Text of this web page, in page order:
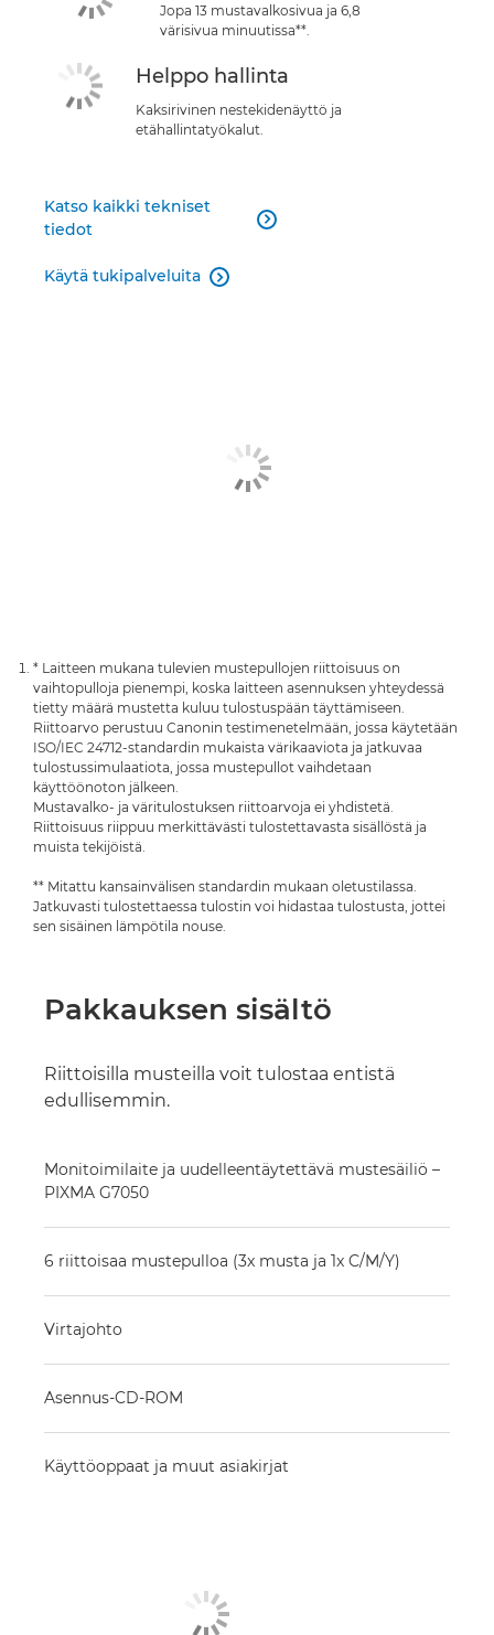
Jopa 13 mustavalkosivua ja 6,8
värisivua minuutissa**.
Helppo hallinta
Kaksirivinen nestekidenäyttö ja
etähallintatyökalut.
Katso kaikki tekniset
tiedot

Käytä tukipalveluita 
* Laitteen mukana tulevien mustepullojen riittoisuus on
vaihtopulloja pienempi, koska laitteen asennuksen yhteydessä
tietty määrä mustetta kuluu tulostuspään täyttämiseen.
Riittoarvo perustuu Canonin testimenetelmään, jossa käytetään
ISO/IEC 24712-standardin mukaista värikaaviota ja jatkuvaa
tulostussimulaatiota, jossa mustepullot vaihdetaan
käyttöönoton jälkeen.
Mustavalko- ja väritulostuksen riittoarvoja ei yhdistetä.
Riittoisuus riippuu merkittävästi tulostettavasta sisällöstä ja
muista tekijöistä.
** Mitattu kansainvälisen standardin mukaan oletustilassa.
Jatkuvasti tulostettaessa tulostin voi hidastaa tulostusta, jottei
sen sisäinen lämpötila nouse.
Pakkauksen sisältö
Riittoisilla musteilla voit tulostaa entistä
edullisemmin.
Monitoimilaite ja uudelleentäytettävä mustesäiliö –
PIXMA G7050
6 riittoisaa mustepulloa (3x musta ja 1x C/M/Y)
Virtajohto
Asennus-CD-ROM
Käyttöoppaat ja muut asiakirjat